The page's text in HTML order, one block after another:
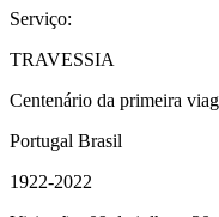
Serviço:
TRAVESSIA
Centenário da primeira
Portugal Brasil
1922-2022